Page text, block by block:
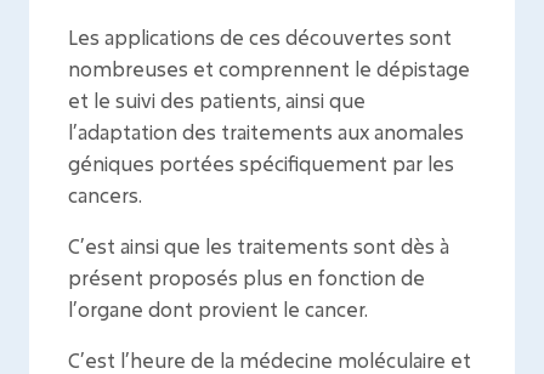
Les applications de ces découvertes sont
nombreuses et comprennent le dépistage
et le suivi des patients, ainsi que
l’adaptation des traitements aux anomales
géniques portées spécifiquement par les
cancers.
C’est ainsi que les traitements sont dès à
présent proposés plus en fonction de
l’organe dont provient le cancer.
C’est l’heure de la médecine moléculaire et